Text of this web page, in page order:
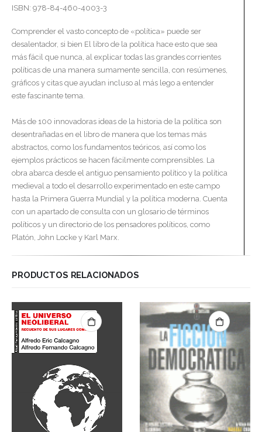
ISBN: 978-84-460-4003-3
Comprender el vasto concepto de «política» puede ser
desalentador, si bien El libro de la política hace esto que sea
más fácil que nunca, al explicar todas las grandes corrientes
políticas de una manera sumamente sencilla, con resúmenes,
gráficos y citas que ayudan incluso al más lego a entender
este fascinante tema.
Más de 100 innovadoras ideas de la historia de la política son
desentrañadas en el libro de manera que los temas más
abstractos, como los fundamentos teóricos, así como los
ejemplos prácticos se hacen fácilmente comprensibles. La
obra abarca desde el antiguo pensamiento político y la política
medieval a todo el desarrollo experimentado en este campo
hasta la Primera Guerra Mundial y la política moderna. Cuenta
con un apartado de consulta con un glosario de términos
políticos y un directorio de los pensadores políticos, como
Platón, John Locke y Karl Marx.
PRODUCTOS RELACIONADOS